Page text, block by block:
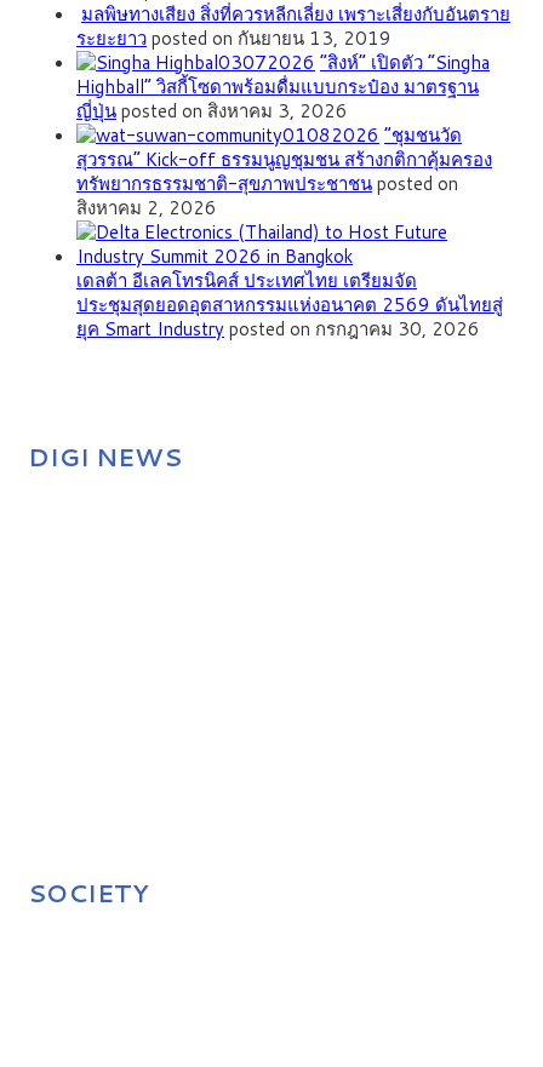
มลพิษทางเสียง สิ่งที่ควรหลีกเลี่ยง เพราะเสี่ยงกับอันตราย
ระยะยาวposted on กันยายน 13, 2019
“สิงห์” เปิดตัว “Singha
Highball” วิสกี้โซดาพร้อมดื่มแบบกระป๋อง มาตรฐาน
ญี่ปุ่นposted on สิงหาคม 3, 2026
”ชุมชนวัด
สุวรรณ” Kick-off ธรรมนูญชุมชน สร้างกติกาคุ้มครอง
ทรัพยากรธรรมชาติ-สุขภาพประชาชนposted on
สิงหาคม 2, 2026
เดลต้า อีเลคโทรนิคส์ ประเทศไทย เตรียมจัด
ประชุมสุดยอดอุตสาหกรรมแห่งอนาคต 2569 ดันไทยสู่
ยุค Smart Industryposted on กรกฎาคม 30, 2026
DIGI NEWS
SOCIETY